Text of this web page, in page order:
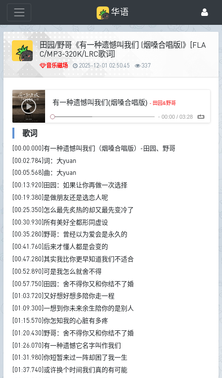
华语
田园/野哥《有一种遗憾叫我们 (烟嗓合唱版)》[FLA
C/MP3-320K/LRC歌词]
音乐磁场 2025-12-01 02:50:45 337
有一种遗憾叫我们(烟嗓合唱版) - 田园&野哥
- 00:00/ 03:28
歌词
[00:00.000]有一种遗憾叫我们（烟嗓合唱版）-田园、野哥
[00:02.784]词：大yuan
[00:05.568]曲：大yuan
[00:13.920]田园：如果让你再做一次选择
[00:19.380]是做朋友还是选恋人呢
[00:25.350]怎么最先炙热的却又最先变冷了
[00:30.930]所有美好全都形同虚设
[00:35.280]野哥：曾经以为爱会是永久的
[00:41.760]后来才懂人都是会变的
[00:47.280]其实我比你更早知道我们不适合
[00:52.890]可是我怎么就舍不得
[00:57.750]田园：舍不得你又和你结不了婚
[01:03.720]又好想好想多陪你走一程
[01:09.300]一想到你未来余生陪你的是别人
[01:15.570]你怎知我的心脏有多疼
[01:20.430]野哥：舍不得你又和你结不了婚
[01:26.070]有一种遗憾它名字叫作我们
[01:31.980]你短暂来过一阵却困了我一生
[01:37.740]或许换个时间我们真的有可能